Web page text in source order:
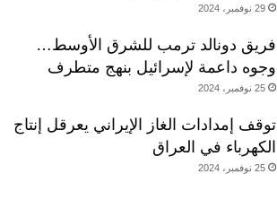
29 نوفمبر، 2024
فريق دونالد ترمب للشرق الأوسط…
وجوه داعمة لإسرائيل بنهج متطرف
25 نوفمبر، 2024
توقف إمدادات الغاز الإيراني يعرقل إنتاج
الكهرباء في العراق
25 نوفمبر، 2024